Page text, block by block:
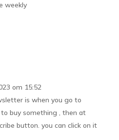
weekly
om 15:52
is when you go to
buy something , then at
button. you can click on it